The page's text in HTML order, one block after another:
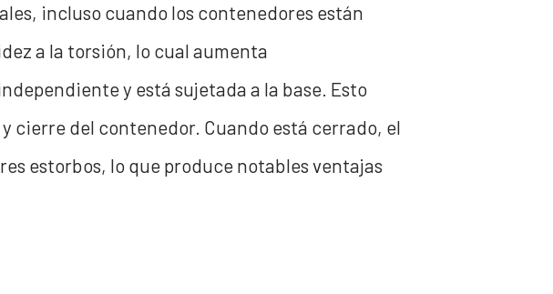
incluso cuando los contenedores están
a la torsión, lo cual aumenta
y está sujetada a la base. Esto
cierre del contenedor. Cuando está cerrado, el
estorbos, lo que produce notables ventajas